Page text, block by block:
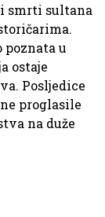
smrti sultana
poznata u
ostaje
Posljedice
proglasile
na duže